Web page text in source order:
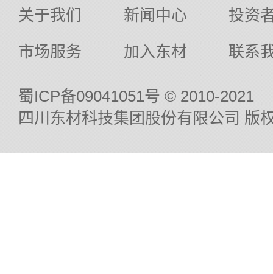
关于我们 新闻中心
投资
市场服务
加入东材 联系
蜀ICP备09041051号 © 2010-2021
四川东材科技集团股份有限公司 版